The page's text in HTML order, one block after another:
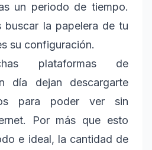
un periodo de tiempo.
buscar la papelera de tu
su configuración.
plataformas de
día dejan descargarte
para poder ver sin
Por más que esto
e ideal, la cantidad de